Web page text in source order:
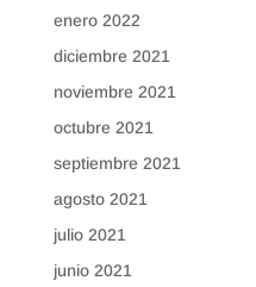
enero 2022
diciembre 2021
noviembre 2021
octubre 2021
septiembre 2021
agosto 2021
julio 2021
junio 2021